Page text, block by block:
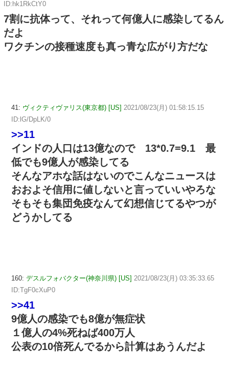
ID:hk1RkCtY0
7割に抗体って、それって何億人に感染してるん
だよ
ワクチンの接種速度も真っ青な広がり方だな
41: ヴィクティヴァリス(東京都) [US] 2021/08/23(月) 01:58:15.15
ID:lG/DpLK/0
>>11
インドの人口は13億なので 13*0.7=9.1 最
低でも9億人が感染してる
そんなアホな話はないのでこんなニュースは
おおよそ信用に値しないと言っていいやろな
そもそも集団免疫なんて幻想信じてるやつが
どうかしてる
160: デスルフォバクター(神奈川県) [US] 2021/08/23(月) 03:35:33.65
ID:TgF0cXuP0
>>41
9億人の感染でも8億が無症状
１億人の4%死ねば400万人
公表の10倍死んでるから計算はあうんだよ